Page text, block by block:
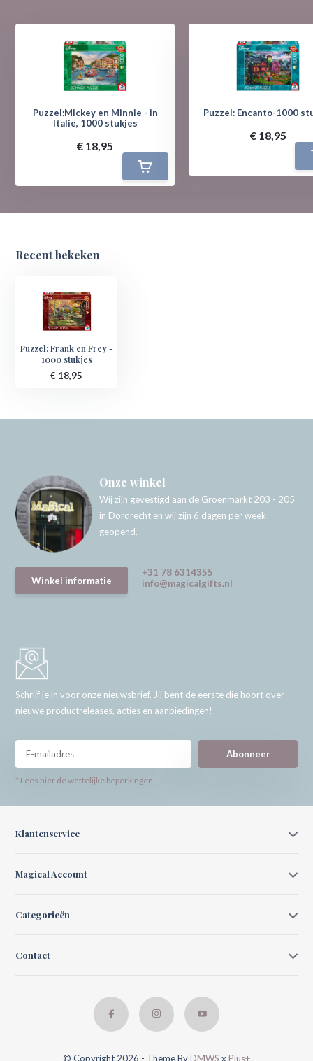
Puzzel:Mickey en Minnie - in
Italië, 1000 stukjes
€ 18,95
Puzzel: Encanto-1000
€ 18,95
Recent bekeken
Puzzel: Frank en Frey -
1000 stukjes
€ 18,95
Onze winkel
Wij zijn gevestigd aan de Groenmarkt 203 - 205
in Dordrecht en wij zijn 6 dagen per week
geopend.
Winkel informatie
+31 78 6314355
info@magicalgifts.nl
Schrijf je in voor onze nieuwsbrief. Jij bent de eerste die hoort over
nieuwe productreleases, acties en aanbiedingen!
Abonneer
* Lees hier de wettelijke beperkingen
Klantenservice
Magical Account
Categorieën
Contact
© Copyright 2026 - Theme By DMWS x Plus+